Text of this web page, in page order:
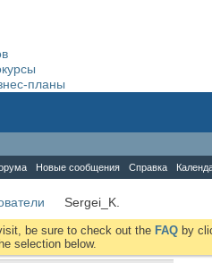
планы
Новые сообщения Справка
Sergei_K.
be sure to check out the FAQ by
selection below.